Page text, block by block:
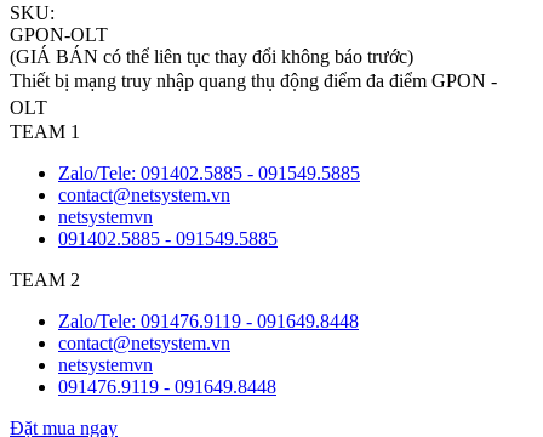
SKU:
GPON-OLT
(GIÁ BÁN có thể liên tục thay đổi không báo trước)
Thiết bị mạng truy nhập quang thụ động điểm đa điểm GPON -
OLT
TEAM 1
Zalo/Tele: 091402.5885 - 091549.5885
contact@netsystem.vn
netsystemvn
091402.5885 - 091549.5885
TEAM 2
Zalo/Tele: 091476.9119 - 091649.8448
contact@netsystem.vn
netsystemvn
091476.9119 - 091649.8448
Đặt mua ngay